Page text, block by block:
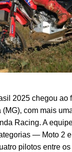
2025 chegou ao
(MG), com mais
Racing. A
— Moto 2
pilotos entre